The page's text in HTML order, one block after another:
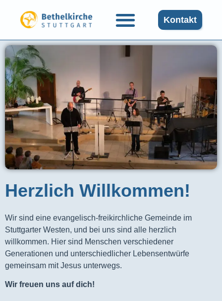
Kontakt
Herzlich Willkommen!
Wir sind eine evangelisch-freikirchliche Gemeinde im
Stuttgarter Westen, und bei uns sind alle herzlich
willkommen. Hier sind Menschen verschiedener
Generationen und unterschiedlicher Lebensentwürfe
gemeinsam mit Jesus unterwegs.
Wir freuen uns auf dich!